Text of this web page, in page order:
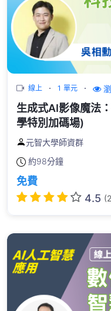
線上 1 單元
生成式AI影像魔法
學特別加碼場)
元智大學師資群
約98分鐘
免費
4.5